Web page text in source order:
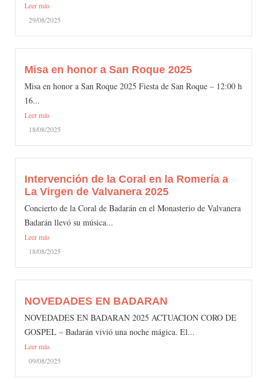
Leer más
29/08/2025
Misa en honor a San Roque 2025
Misa en honor a San Roque 2025 Fiesta de San Roque – 12:00 h
16...
Leer más
18/08/2025
Intervención de la Coral en la Romería a
La Virgen de Valvanera 2025
Concierto de la Coral de Badarán en el Monasterio de Valvanera
Badarán llevó su música...
Leer más
18/08/2025
NOVEDADES EN BADARAN
NOVEDADES EN BADARAN 2025 ACTUACION CORO DE
GOSPEL – Badarán vivió una noche mágica. El...
Leer más
09/08/2025